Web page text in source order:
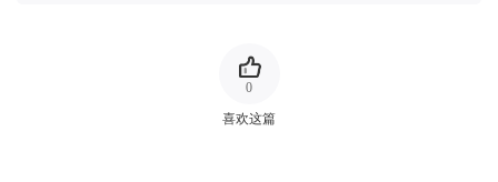
喜欢这篇
0